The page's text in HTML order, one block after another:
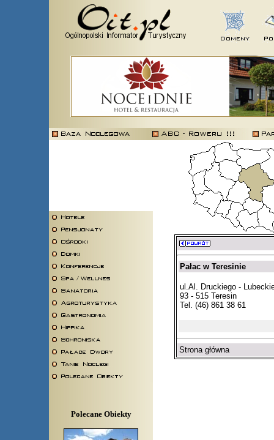
Polecane Obiekty
Pałac w Teresinie
ul.Al. Druckiego -
93 - 515 Teresin
Tel. (46) 861 38 61
Strona główna